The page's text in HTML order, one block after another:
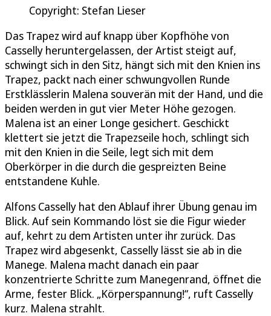
Copyright: Stefan Lieser
Das Trapez wird auf knapp über Kopfhöhe von
Casselly heruntergelassen, der Artist steigt auf,
schwingt sich in den Sitz, hängt sich mit den Knien ins
Trapez, packt nach einer schwungvollen Runde
Erstklässlerin Malena souverän mit der Hand, und die
beiden werden in gut vier Meter Höhe gezogen.
Malena ist an einer Longe gesichert. Geschickt
klettert sie jetzt die Trapezseile hoch, schlingt sich
mit den Knien in die Seile, legt sich mit dem
Oberkörper in die durch die gespreizten Beine
entstandene Kuhle.
Alfons Casselly hat den Ablauf ihrer Übung genau im
Blick. Auf sein Kommando löst sie die Figur wieder
auf, kehrt zu dem Artisten unter ihr zurück. Das
Trapez wird abgesenkt, Casselly lässt sie ab in die
Manege. Malena macht danach ein paar
konzentrierte Schritte zum Manegenrand, öffnet die
Arme, fester Blick. „Körperspannung!“, ruft Casselly
kurz. Malena strahlt.